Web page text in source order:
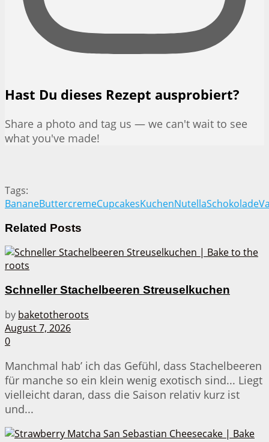
Hast Du dieses Rezept ausprobiert?
Share a photo and tag us — we can't wait to see
what you've made!
Tags:
BananeButtercremeCupcakesKuchenNutellaSchokolade
Related Posts
Schneller Stachelbeeren Streuselkuchen
by baketotheroots
August 7, 2026
0
Manchmal hab’ ich das Gefühl, dass Stachelbeeren
für manche so ein klein wenig exotisch sind... Liegt
vielleicht daran, dass die Saison relativ kurz ist
und...